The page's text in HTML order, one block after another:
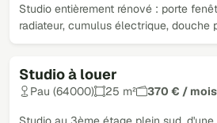
Studio entièrement rénové : porte
radiateur, cumulus électrique, douche
Studio à louer
Pau (64000) 25 m² 370 € / mois